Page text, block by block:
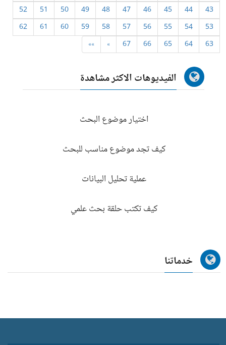
43
44
45
46
47
48
49
50
51
52
53
54
55
56
57
58
59
60
61
62
63
64
65
66
67
»
»»
الفيديوهات الاكثر مشاهدة
اختيار موضوع البحث
كيف تجد موضوع مناسب للبحث
عملية تحليل البيانات
كيف تكتب حلقة بحث علمي
خدماتنا